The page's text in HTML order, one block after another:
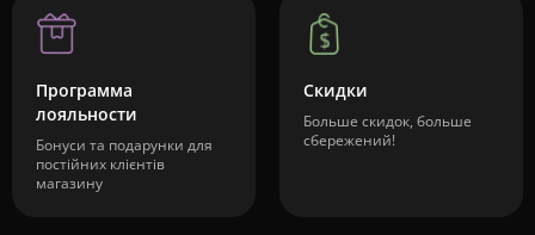
Программа
лояльности
Бонуси та подарунки для
постійних клієнтів
магазину
Скидки
Больше скидок, больше
сбережений!